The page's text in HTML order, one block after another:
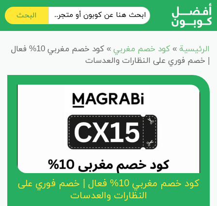
البحث
الرئيسية » كود خصم مغربي »
كود خصم مغربي 10% فعال
| خصم فوري على النظارات والعدسات
كود خصم مغربي 10% فعال | خصم فوري على
النظارات والعدسات